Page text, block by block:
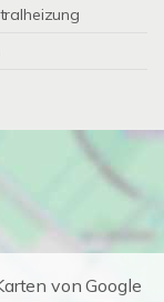
von Google